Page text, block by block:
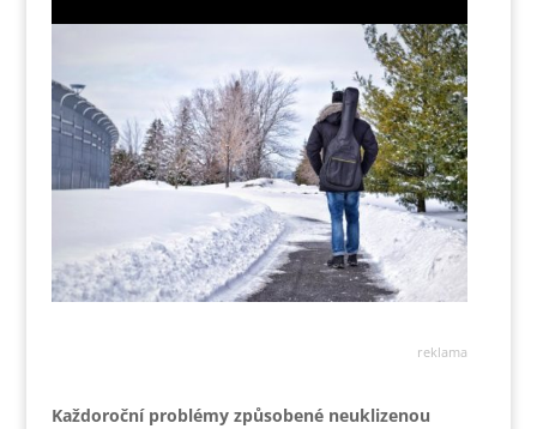
reklama
Každoroční problémy způsobené neuklizenou